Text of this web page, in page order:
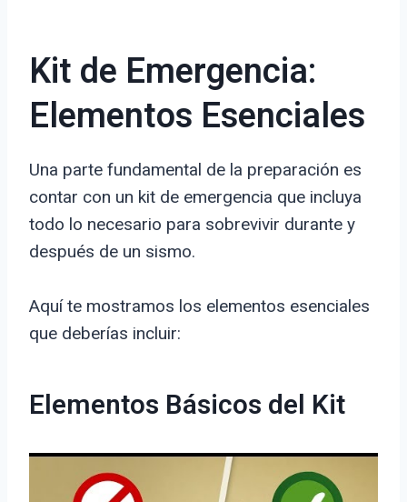
Kit de Emergencia:
Elementos Esenciales
Una parte fundamental de la preparación es
contar con un kit de emergencia que incluya
todo lo necesario para sobrevivir durante y
después de un sismo.
Aquí te mostramos los elementos esenciales
que deberías incluir:
Elementos Básicos del Kit